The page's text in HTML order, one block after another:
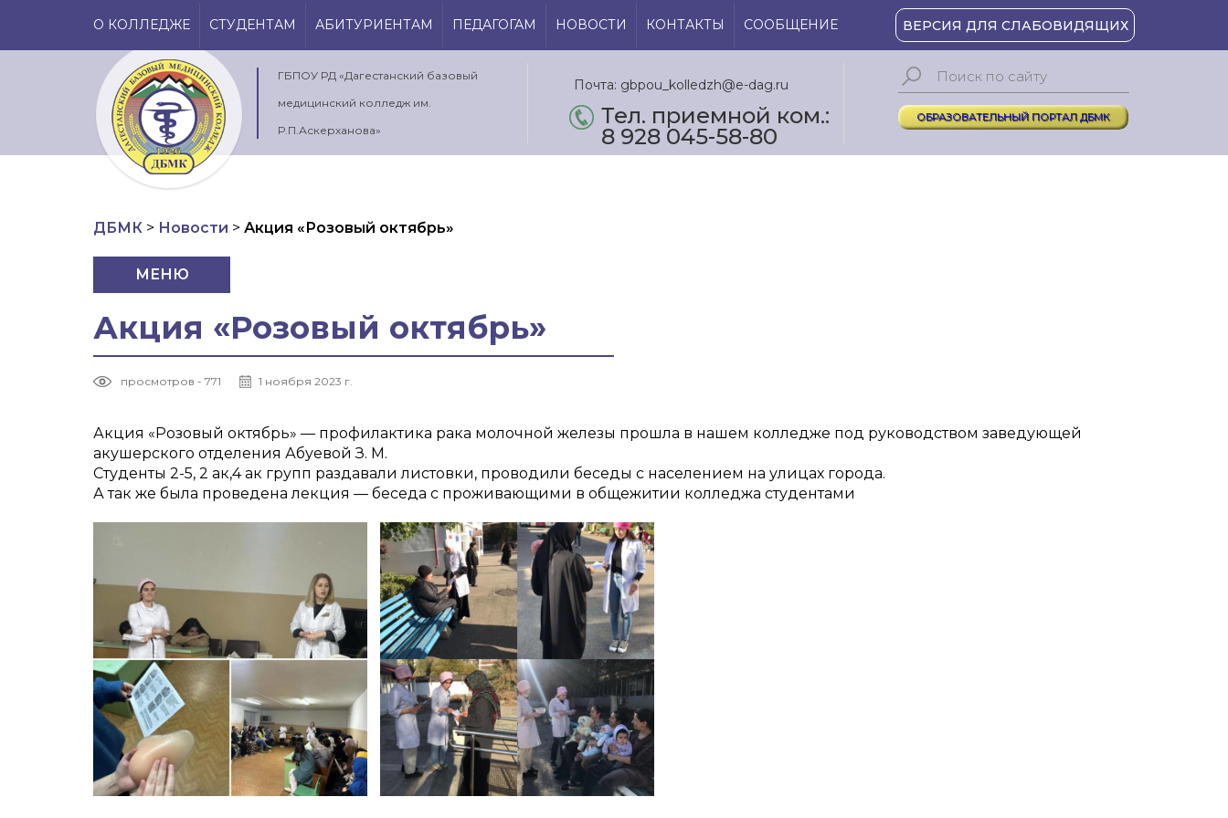
О КОЛЛЕДЖЕ СТУДЕНТАМ АБИТУРИЕНТАМ ПЕДАГОГАМ НОВОСТИ КОНТАКТЫ СООБЩЕНИЕ ВЕРСИЯ ДЛЯ СЛАБОВИДЯЩИХ
ГБПОУ РД «Дагестанский базовый
медицинский колледж им.
Р.П.Аскерханова»
Почта: gbpou_kolledzh@e-dag.ru
Тел. приемной ком.:
8 928 045-58-80
ОБРАЗОВАТЕЛЬНЫЙ ПОРТАЛ ДБМК
ДБМК > Новости > Акция «Розовый октябрь»
МЕНЮ
Акция «Розовый октябрь»
просмотров - 771 1 ноября 2023 г.
Акция «Розовый октябрь» — профилактика рака молочной железы прошла в нашем колледже под руководством заведующей
акушерского отделения Абуевой З. М.
Студенты 2-5, 2 ак,4 ак групп раздавали листовки, проводили беседы с населением на улицах города.
А так же была проведена лекция — беседа с проживающими в общежитии колледжа студентами